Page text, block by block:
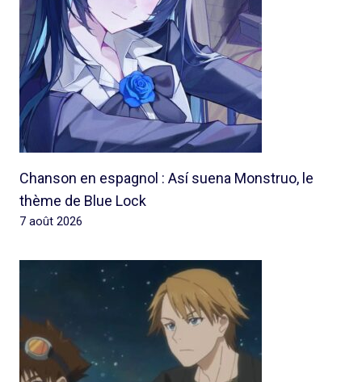
Chanson en espagnol : Así suena Monstruo, le
thème de Blue Lock
7 août 2026